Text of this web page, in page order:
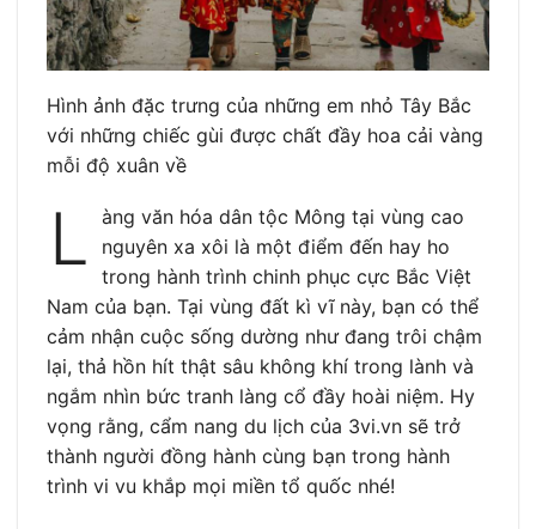
Hình ảnh đặc trưng của những em nhỏ Tây Bắc
với những chiếc gùi được chất đầy hoa cải vàng
mỗi độ xuân về
L
àng văn hóa dân tộc Mông tại vùng cao
nguyên xa xôi là một điểm đến hay ho
trong hành trình chinh phục cực Bắc Việt
Nam của bạn. Tại vùng đất kì vĩ này, bạn có thể
cảm nhận cuộc sống dường như đang trôi chậm
lại, thả hồn hít thật sâu không khí trong lành và
ngắm nhìn bức tranh làng cổ đầy hoài niệm. Hy
vọng rằng, cẩm nang du lịch của 3vi.vn sẽ trở
thành người đồng hành cùng bạn trong hành
trình vi vu khắp mọi miền tổ quốc nhé!